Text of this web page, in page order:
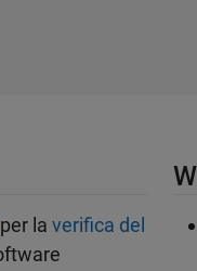
per la verifica del